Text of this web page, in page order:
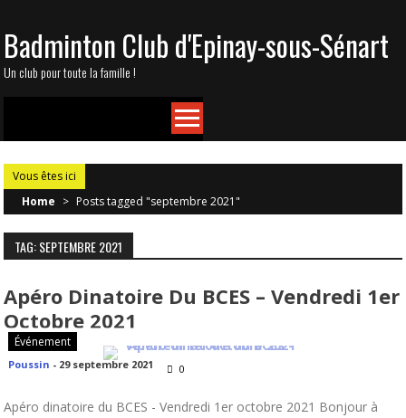
to
content
Badminton Club d'Epinay-sous-Sénart
Un club pour toute la famille !
Vous êtes ici
Home > Posts tagged "septembre 2021"
TAG: SEPTEMBRE 2021
Apéro Dinatoire Du BCES – Vendredi 1er
Octobre 2021
Événement
Poussin - 29 septembre 2021 0
Apéro dinatoire du BCES - Vendredi 1er octobre 2021 Bonjour à